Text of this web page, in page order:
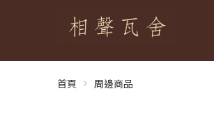
首頁 周邊商品